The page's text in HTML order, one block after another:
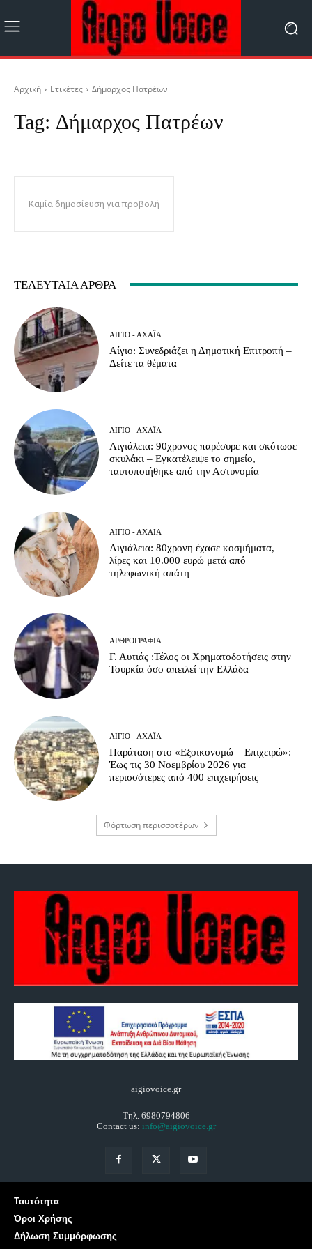
Αρχική Ετικέτες Δήμαρχος Πατρέων
Tag: Δήμαρχος Πατρέων
Καμία δημοσίευση για προβολή
ΤΕΛΕΥΤΑΊΑ ΆΡΘΡΑ
ΑΊΓΙΟ - ΑΧΑΪ́Α
Αίγιο: Συνεδριάζει η Δημοτική Επιτροπή –
Δείτε τα θέματα
ΑΊΓΙΟ - ΑΧΑΪ́Α
Αιγιάλεια: 90χρονος παρέσυρε και σκότωσε
σκυλάκι – Εγκατέλειψε το σημείο,
ταυτοποιήθηκε από την Αστυνομία
ΑΊΓΙΟ - ΑΧΑΪ́Α
Αιγιάλεια: 80χρονη έχασε κοσμήματα,
λίρες και 10.000 ευρώ μετά από
τηλεφωνική απάτη
ΑΡΘΡΟΓΡΑΦΊΑ
Γ. Αυτιάς :Τέλος οι Χρηματοδοτήσεις στην
Τουρκία όσο απειλεί την Ελλάδα
ΑΊΓΙΟ - ΑΧΑΪ́Α
Παράταση στο «Εξοικονομώ – Επιχειρώ»:
Έως τις 30 Νοεμβρίου 2026 για
περισσότερες από 400 επιχειρήσεις
Φόρτωση περισσοτέρων
aigiovoice.gr
Τηλ. 6980794806
Contact us: info@aigiovoice.gr
Ταυτότητα
Όροι Χρήσης
Δήλωση Συμμόρφωσης